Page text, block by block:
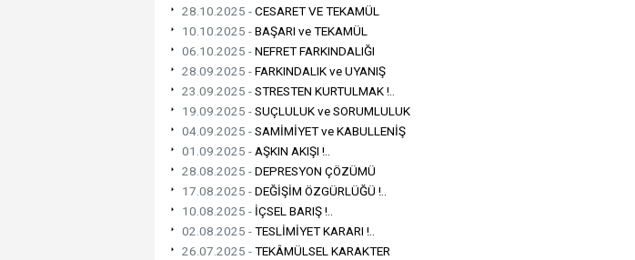
28.10.2025 -CESARET VE TEKAMÜL
10.10.2025 -BAŞARI ve TEKAMÜL
06.10.2025 -NEFRET FARKINDALIĞI
28.09.2025 -FARKINDALIK ve UYANIŞ
23.09.2025 -STRESTEN KURTULMAK !..
19.09.2025 -SUÇLULUK ve SORUMLULUK
04.09.2025 -SAMİMİYET ve KABULLENİŞ
01.09.2025 -AŞKIN AKIŞI !..
28.08.2025 -DEPRESYON ÇÖZÜMÜ
17.08.2025 -DEĞİŞİM ÖZGÜRLÜĞÜ !..
10.08.2025 - İÇSEL BARIŞ !..
02.08.2025 -TESLİMİYET KARARI !..
26.07.2025 -TEKÂMÜLSEL KARAKTER